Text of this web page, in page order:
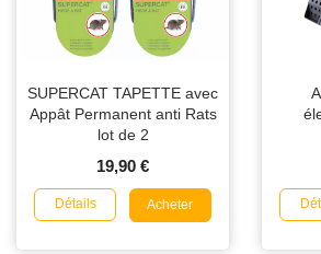
SUPERCAT TAPETTE avec
Appât Permanent anti Rats
lot de 2
19,90 €
Détails Acheter